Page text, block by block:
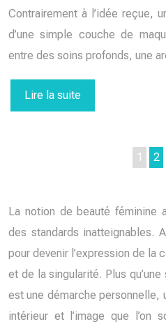
Contrairement à l’idée reçue,
d’une simple couche de
entre des soins profonds, une
Lire la suite
1 2
La notion de beauté féminine
des standards inatteignables.
pour devenir l’expression de la
et de la singularité. Plus
est une démarche personnelle,
intérieur et l’image que l’on